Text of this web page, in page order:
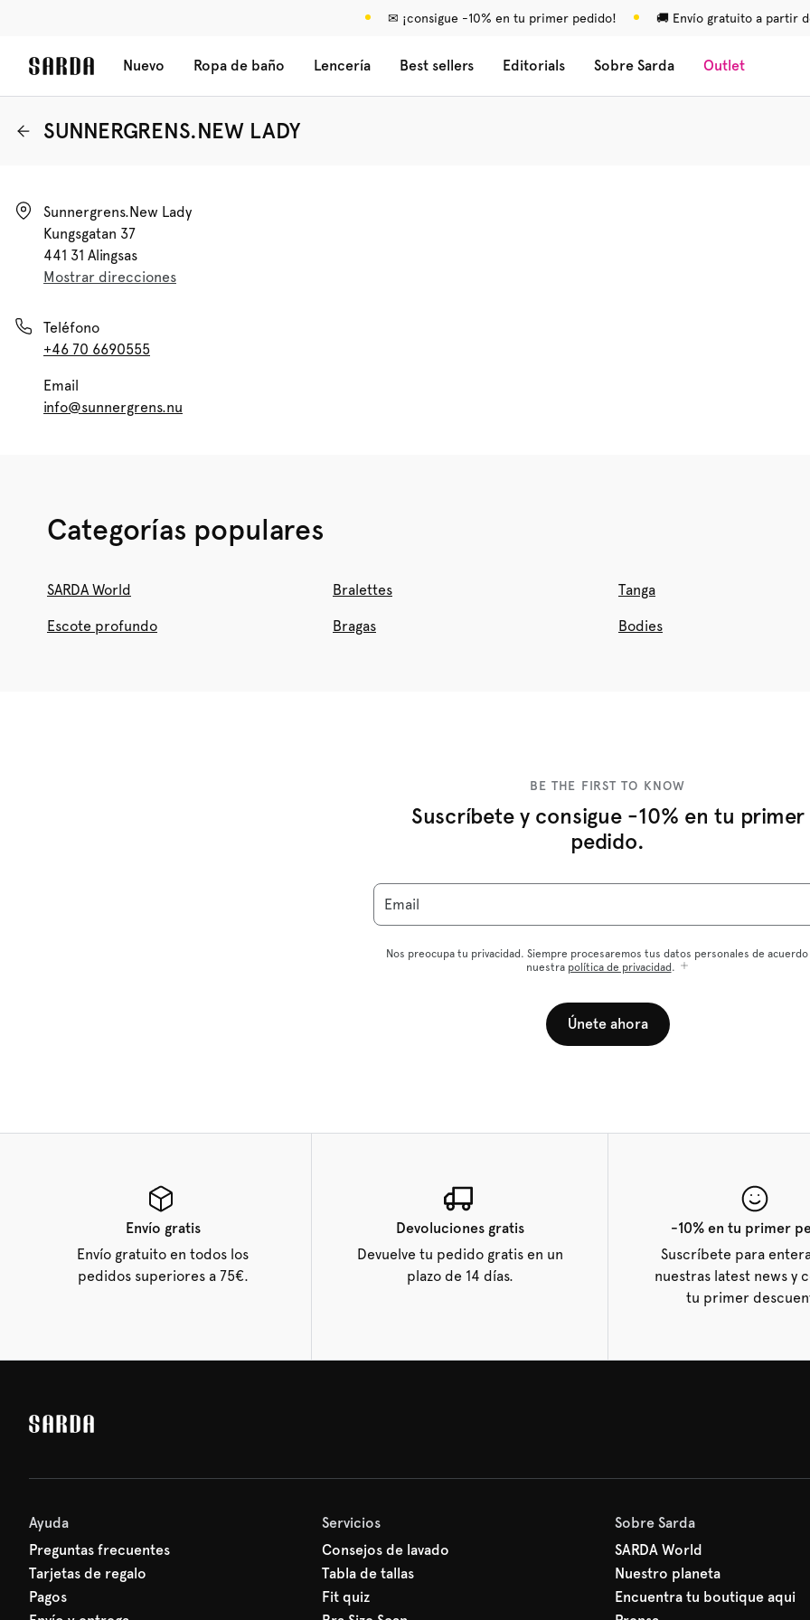
✉ ¡consigue -10% en tu primer pedido! 🚚 Envío gratuito a partir
Nuevo Ropa de baño Lencería Best sellers Editorials Sobre Sarda Outlet
SUNNERGRENS.NEW LADY
Sunnergrens.new Lady
Kungsgatan 37
441 31 Alingsas
Mostrar direcciones
Teléfono
+46 70 6690555
Email
info@sunnergrens.nu
Categorías populares
SARDA World Bralettes Tanga
Escote profundo Bragas Bodies
BE THE FIRST TO KNOW
Suscríbete y consigue -10% en tu primer
pedido.
Email
Nos preocupa tu privacidad. Siempre procesaremos tus datos personales de
nuestra política de privacidad .
Únete ahora
Envío gratis
Envío gratuito en todos los
pedidos superiores a 75€.
Devoluciones gratis
Devuelve tu pedido gratis en un
plazo de 14 días.
-10% en tu primer
Suscríbete para
nuestras latest news y
tu primer
Ayuda
Preguntas frecuentes
Tarjetas de regalo
Pagos
Servicios
Consejos de lavado
Tabla de tallas
Fit quiz
Sobre Sarda
SARDA World
Nuestro planeta
Encuentra tu boutique aqui